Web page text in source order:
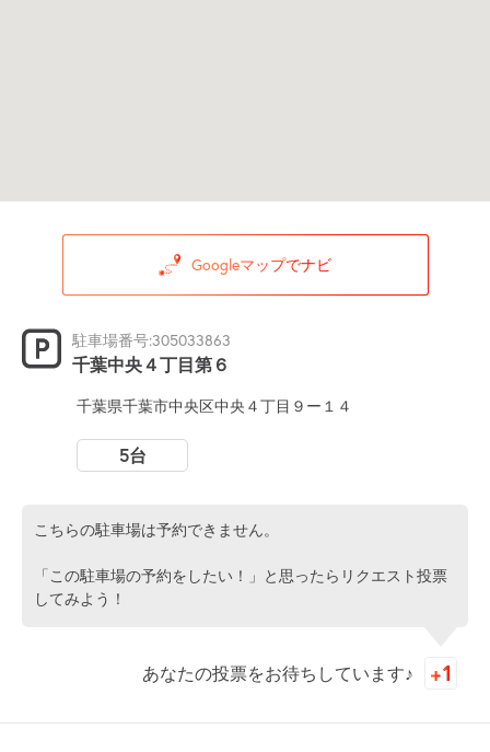
Googleマップでナビ
駐車場番号:305033863
千葉中央４丁目第６
千葉県千葉市中央区中央４丁目９ー１４
5台
こちらの駐車場は予約できません。
「この駐車場の予約をしたい！」と思ったらリクエスト投票
してみよう！
あなたの投票をお待ちしています♪